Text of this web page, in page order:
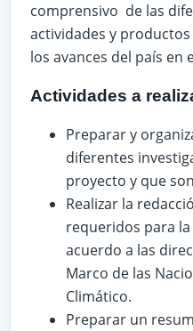
comprensivo de las
actividades y
los avances del país en
Actividades a
Preparar y
diferentes
proyecto y que
Realizar la
requeridos para
acuerdo a las
Marco de las
Climático.
Preparar un